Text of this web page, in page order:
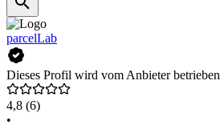
parcelLab
Dieses Profil wird vom Anbieter betrieben
4,8 (6)
•